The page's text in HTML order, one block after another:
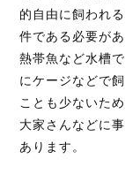
的自由に飼われ
件である必要があ
熱帯魚など水槽
にケージなどで
ことも少ないた
大家さんなどに
あります。